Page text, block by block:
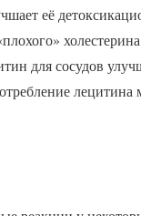
её
для сосудов